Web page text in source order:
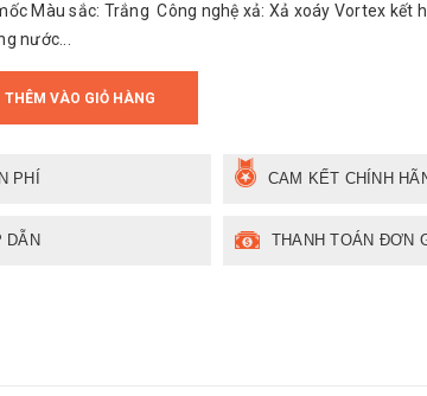
Màu sắc: Trắng Công nghệ xả: Xả xoáy Vortex kết
nước...
THÊM VÀO GIỎ HÀNG
PHÍ CAM KẾT CHÍNH
DẪN THANH TOÁN ĐƠN